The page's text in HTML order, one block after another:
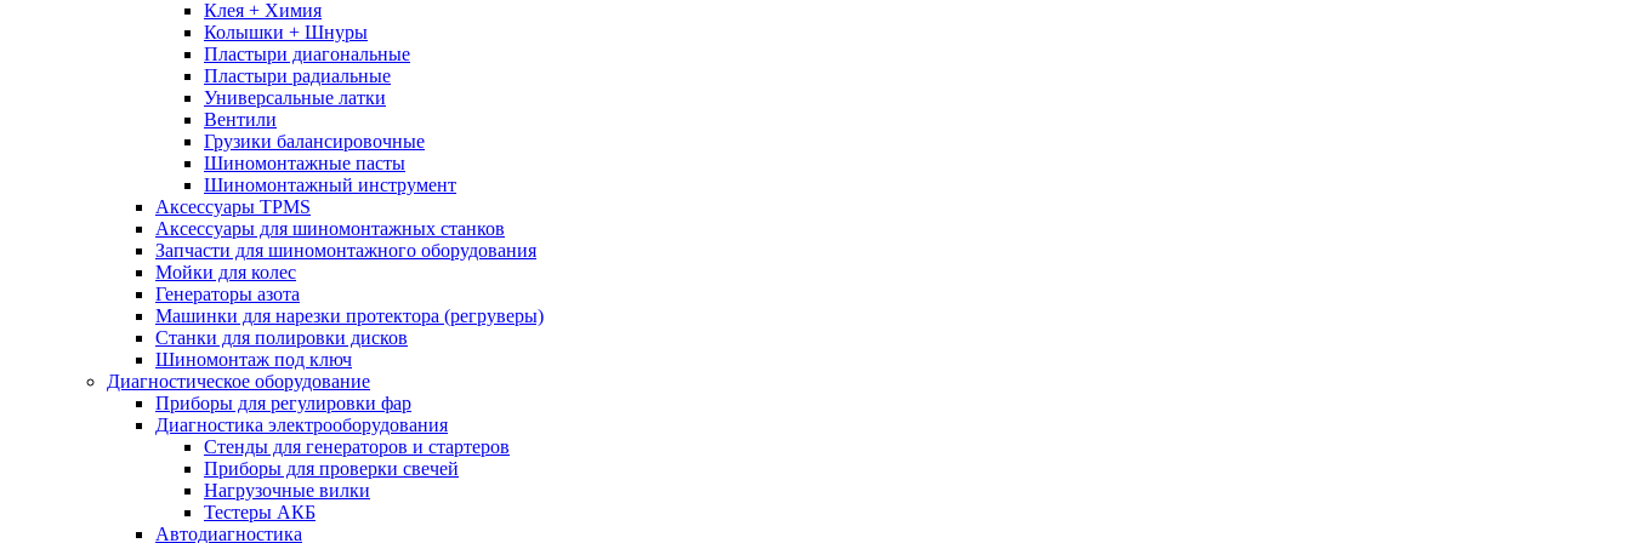
Клея + Химия
Колышки + Шнуры
Пластыри диагональные
Пластыри радиальные
Универсальные латки
Вентили
Грузики балансировочные
Шиномонтажные пасты
Шиномонтажный инструмент
Аксессуары TPMS
Аксессуары для шиномонтажных станков
Запчасти для шиномонтажного оборудования
Мойки для колес
Генераторы азота
Машинки для нарезки протектора (регруверы)
Станки для полировки дисков
Шиномонтаж под ключ
Диагностическое оборудование
Приборы для регулировки фар
Диагностика электрооборудования
Стенды для генераторов и стартеров
Приборы для проверки свечей
Нагрузочные вилки
Тестеры АКБ
Автодиагностика